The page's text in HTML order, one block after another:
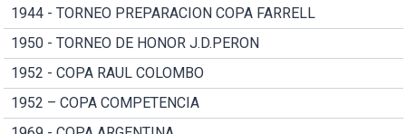
1944 - TORNEO PREPARACION COPA FARRELL
1950 - TORNEO DE HONOR J.D.PERON
1952 - COPA RAUL COLOMBO
1952 – COPA COMPETENCIA